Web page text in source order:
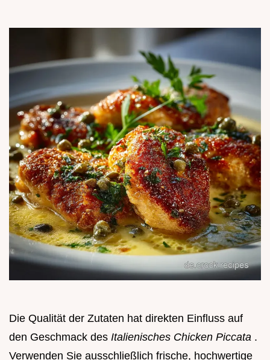
Die Qualität der Zutaten hat direkten Einfluss auf
den Geschmack des Italienisches Chicken Piccata .
Verwenden Sie ausschließlich frische, hochwertige